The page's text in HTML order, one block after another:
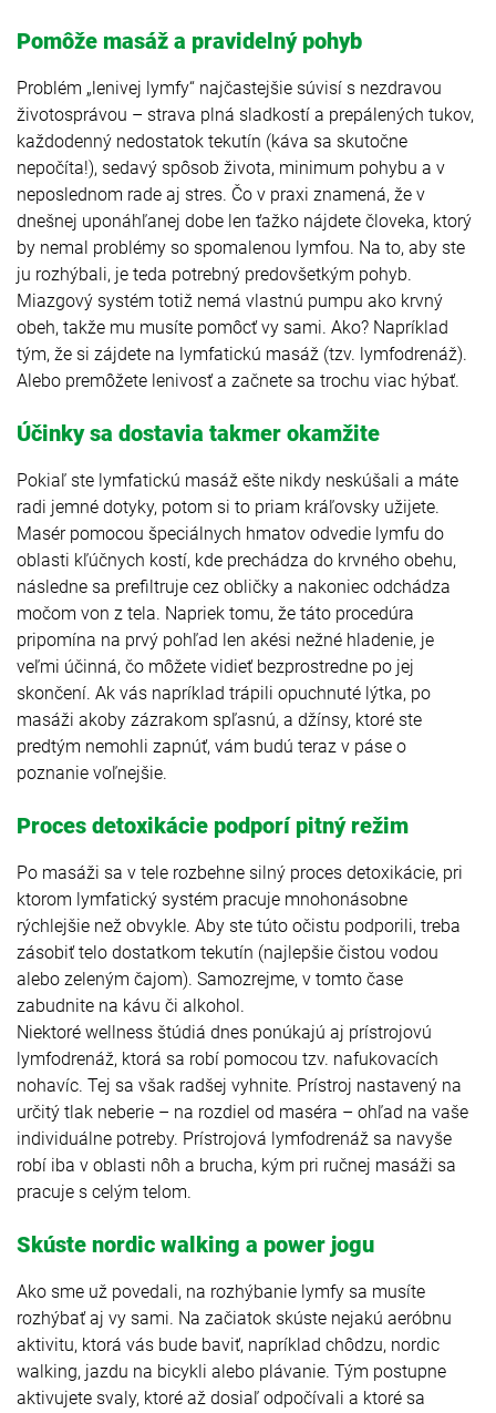
Pomôže masáž a pravidelný pohyb
Problém „lenivej lymfy“ najčastejšie súvisí s nezdravou
životosprávou – strava plná sladkostí a prepálených tukov,
každodenný nedostatok tekutín (káva sa skutočne
nepočíta!), sedavý spôsob života, minimum pohybu a v
neposlednom rade aj stres. Čo v praxi znamená, že v
dnešnej uponáhľanej dobe len ťažko nájdete človeka, ktorý
by nemal problémy so spomalenou lymfou. Na to, aby ste
ju rozhýbali, je teda potrebný predovšetkým pohyb.
Miazgový systém totiž nemá vlastnú pumpu ako krvný
obeh, takže mu musíte pomôcť vy sami. Ako? Napríklad
tým, že si zájdete na lymfatickú masáž (tzv. lymfodrenáž).
Alebo premôžete lenivosť a začnete sa trochu viac hýbať.
Účinky sa dostavia takmer okamžite
Pokiaľ ste lymfatickú masáž ešte nikdy neskúšali a máte
radi jemné dotyky, potom si to priam kráľovsky užijete.
Masér pomocou špeciálnych hmatov odvedie lymfu do
oblasti kľúčnych kostí, kde prechádza do krvného obehu,
následne sa prefiltruje cez obličky a nakoniec odchádza
močom von z tela. Napriek tomu, že táto procedúra
pripomína na prvý pohľad len akési nežné hladenie, je
veľmi účinná, čo môžete vidieť bezprostredne po jej
skončení. Ak vás napríklad trápili opuchnuté lýtka, po
masáži akoby zázrakom spľasnú, a džínsy, ktoré ste
predtým nemohli zapnúť, vám budú teraz v páse o
poznanie voľnejšie.
Proces detoxikácie podporí pitný režim
Po masáži sa v tele rozbehne silný proces detoxikácie, pri
ktorom lymfatický systém pracuje mnohonásobne
rýchlejšie než obvykle. Aby ste túto očistu podporili, treba
zásobiť telo dostatkom tekutín (najlepšie čistou vodou
alebo zeleným čajom). Samozrejme, v tomto čase
zabudnite na kávu či alkohol.
Niektoré wellness štúdiá dnes ponúkajú aj prístrojovú
lymfodrenáž, ktorá sa robí pomocou tzv. nafukovacích
nohavíc. Tej sa však radšej vyhnite. Prístroj nastavený na
určitý tlak neberie – na rozdiel od maséra – ohľad na vaše
individuálne potreby. Prístrojová lymfodrenáž sa navyše
robí iba v oblasti nôh a brucha, kým pri ručnej masáži sa
pracuje s celým telom.
Skúste nordic walking a power jogu
Ako sme už povedali, na rozhýbanie lymfy sa musíte
rozhýbať aj vy sami. Na začiatok skúste nejakú aeróbnu
aktivitu, ktorá vás bude baviť, napríklad chôdzu, nordic
walking, jazdu na bicykli alebo plávanie. Tým postupne
aktivujete svaly, ktoré až dosiaľ odpočívali a ktoré sa